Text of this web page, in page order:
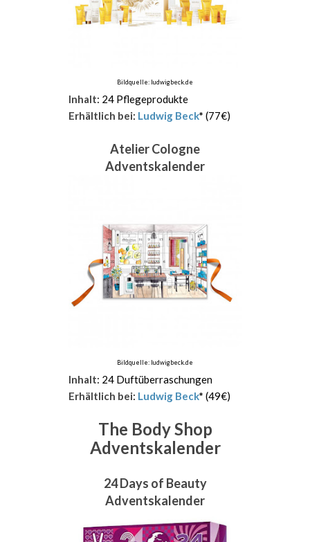
Bildquelle: ludwigbeck.de
Inhalt: 24 Pflegeprodukte
Erhältlich bei: Ludwig Beck* (77€)
Atelier Cologne
Adventskalender
Bildquelle: ludwigbeck.de
Inhalt: 24 Duftüberraschungen
Erhältlich bei: Ludwig Beck* (49€)
The Body Shop
Adventskalender
24 Days of Beauty
Adventskalender